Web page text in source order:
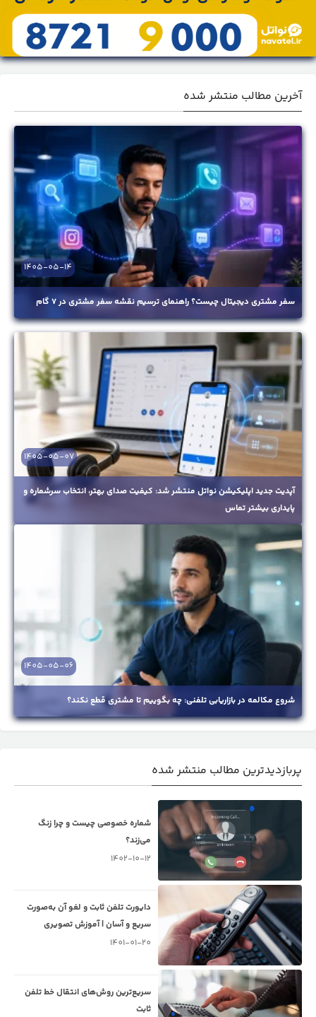
آخرین مطالب منتشر شده
سفر مشتری دیجیتال چیست؟ راهنمای ترسیم نقشه سفر مشتری در ۷ گام
1405-05-14
آپدیت جدید اپلیکیشن نواتل منتشر شد: کیفیت صدای بهتر، انتخاب سرشماره و
پایداری بیشتر تماس
1405-05-07
شروع مکالمه در بازاریابی تلفنی: چه بگوییم تا مشتری قطع نکند؟
1405-05-06
پربازدیدترین مطالب منتشر شده
شماره خصوصی چیست و چرا زنگ
می‌زند؟
1402-10-12
دایورت تلفن ثابت و لغو آن به‌صورت
سریع و آسان | آموزش تصویری
1401-01-20
سریع‌ترین روش‌های انتقال خط تلفن
ثابت